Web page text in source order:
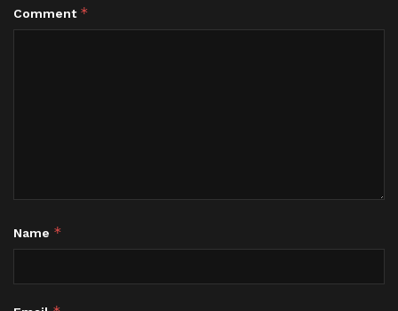
Comment *
Name *